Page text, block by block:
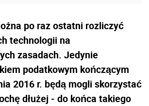
po raz ostatni rozliczyć
technologii na
zasadach. Jedynie
podatkowym kończącym
2016 r. będą mogli skorzystać
dłużej - do końca takiego